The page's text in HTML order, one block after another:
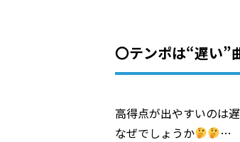
〇テンポは“遅い”
高得点が出やすいのは
なぜでしょうか
…